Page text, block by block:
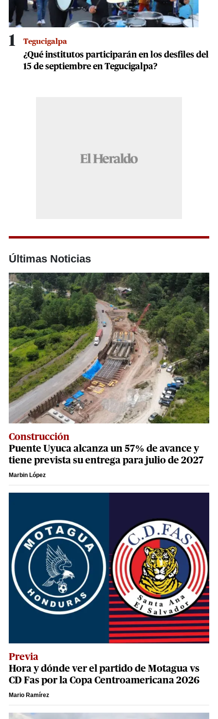
1 Tegucigalpa
¿Qué institutos participarán en los desfiles del
15 de septiembre en Tegucigalpa?
Últimas Noticias
Construcción
Puente Uyuca alcanza un 57% de avance y
tiene prevista su entrega para julio de 2027
Marbin López
Previa
Hora y dónde ver el partido de Motagua vs
CD Fas por la Copa Centroamericana 2026
Mario Ramírez